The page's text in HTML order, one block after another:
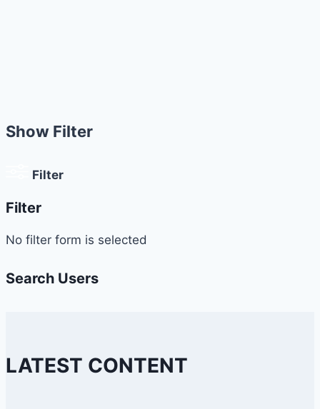
Show Filter
Filter
Filter
No filter form is selected
Search Users
LATEST CONTENT